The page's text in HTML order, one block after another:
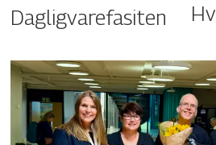
Dagligvarefasiten